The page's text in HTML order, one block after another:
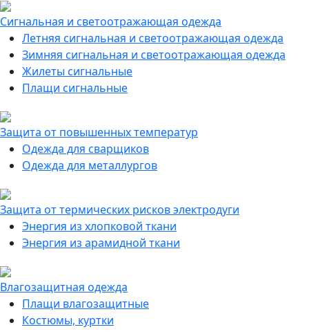
Сигнальная и светоотражающая одежда
Летняя сигнальная и светоотражающая одежда
Зимняя сигнальная и светоотражающая одежда
Жилеты сигнальные
Плащи сигнальные
Защита от повышенных температур
Одежда для сварщиков
Одежда для металлургов
Защита от термических рисков электродуги
Энергия из хлопковой ткани
Энергия из арамидной ткани
Влагозащитная одежда
Плащи влагозащитные
Костюмы, куртки